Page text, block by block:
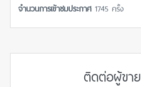
จำนวนการเข้าชมประกาศ 1745 ครั้ง
ติดต่อผู้ขาย